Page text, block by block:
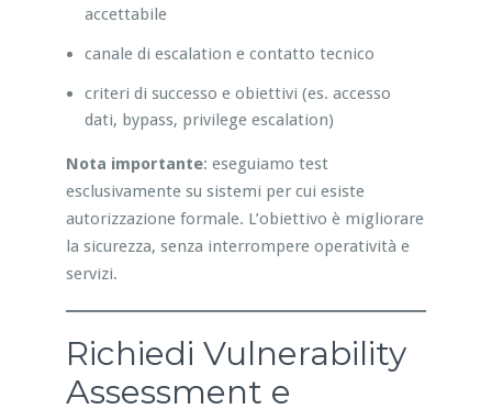
accettabile
canale di escalation e contatto tecnico
criteri di successo e obiettivi (es. accesso
dati, bypass, privilege escalation)
Nota importante: eseguiamo test
esclusivamente su sistemi per cui esiste
autorizzazione formale. L’obiettivo è migliorare
la sicurezza, senza interrompere operatività e
servizi.
Richiedi Vulnerability
Assessment e